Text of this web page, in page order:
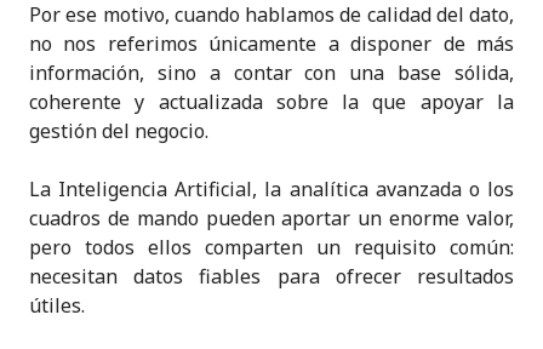
Por ese motivo, cuando hablamos de calidad del dato,
no nos referimos únicamente a disponer de más
información, sino a contar con una base sólida,
coherente y actualizada sobre la que apoyar la
gestión del negocio.
La Inteligencia Artificial, la analítica avanzada o los
cuadros de mando pueden aportar un enorme valor,
pero todos ellos comparten un requisito común:
necesitan datos fiables para ofrecer resultados
útiles.